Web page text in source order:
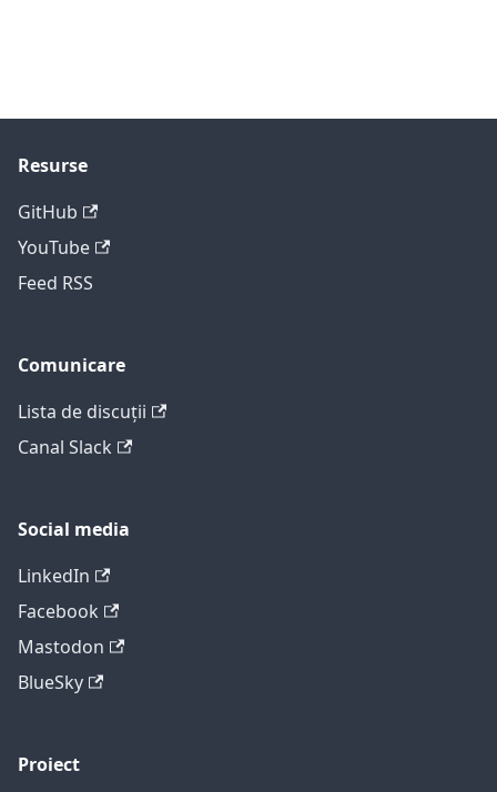
Resurse
GitHub
YouTube
Feed RSS
Comunicare
Lista de discuții
Canal Slack
Social media
LinkedIn
Facebook
Mastodon
BlueSky
Proiect